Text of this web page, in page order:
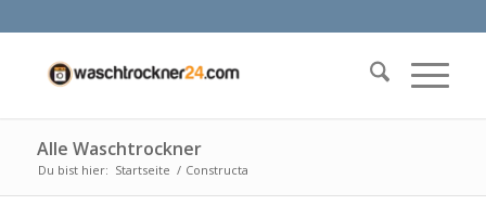
Alle Waschtrockner
Du bist hier: Startseite / Constructa